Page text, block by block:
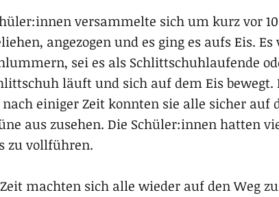
versammelte sich um kurz vor
angezogen und es ging es aufs Eis.
sei es als Schlittschuhlaufende
läuft und sich auf dem Eis
einiger Zeit konnten sie alle sicher
aus zusehen. Die Schüler:innen hatten
zu vollführen.
machten sich alle wieder auf den Weg